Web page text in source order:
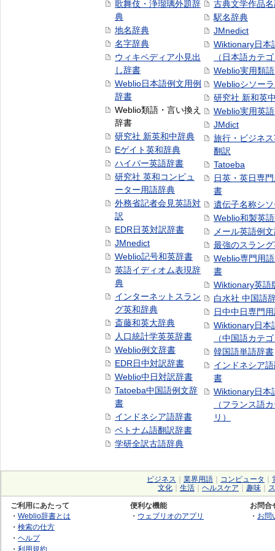
歌舞伎・浄瑠璃外題辞
典
地名辞典
名字辞典
ウィキペディア小見出
し辞書
Weblio日本語例文用例
辞書
Weblio類語・言い換え
辞書
研究社 新英和中辞典
Eゲイト英和辞典
ハイパー英語辞書
研究社 英和コンピュ
ーター用語辞典
外務省記者会見英語対
訳
EDR日英対訳辞書
JMnedict
Weblio記号和英辞書
英語イディオム表現辞
典
インターネットスラン
グ英和辞典
斎藤和英大辞典
人口統計学英英辞書
Weblio例文辞書
EDR日中対訳辞書
Weblio中日対訳辞書
Tatoeba中国語例文辞
書
インドネシア語辞書
ベトナム語翻訳辞書
学研全訳古語辞典
古典文学作品
駅名辞典
JMnedict
Wiktionary日本
（日本語カテ
Weblio実用類
Weblioシソー
研究社 新和英
Weblio実用英
JMdict
旅行・ビジネ
翻訳
Tatoeba
日英・英日専
書
遺伝子名称シ
Weblio和製英
メール英語例
最強のスラン
Weblio専門用
書
Wiktionary英語
白水社 中国語
日中中日専門
Wiktionary日本
（中国語カテ
韓国語単語辞書
インドネシア
書
Wiktionary日本
（フランス語
リ）
ビジネス 業界用語 コンピュータ
文化
生活 ヘルスケア 趣味
ご利用にあたって
・ Weblio辞書とは
・ 検索の仕方
・ ヘルプ
・ 利用規約
便利な機能
・ ウェブリオのアプリ
お問合
・ お問